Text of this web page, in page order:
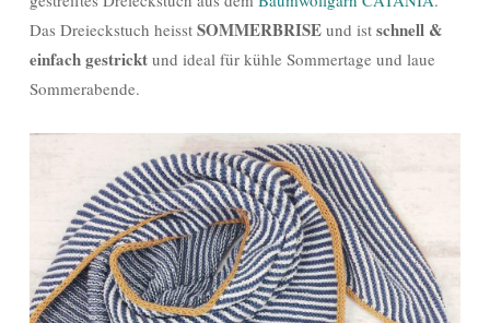
Das Dreieckstuch heisst SOMMERBRISE und ist schnell &
einfach gestrickt und ideal für kühle Sommertage und laue
Sommerabende.